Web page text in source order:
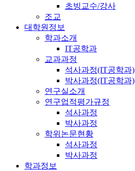
초빙교수/강사
조교
대학원정보
학과소개
IT공학과
교과과정
석사과정(IT공학과)
박사과정(IT공학과)
연구실소개
연구업적평가규정
석사과정
박사과정
학위논문현황
석사과정
박사과정
학과정보